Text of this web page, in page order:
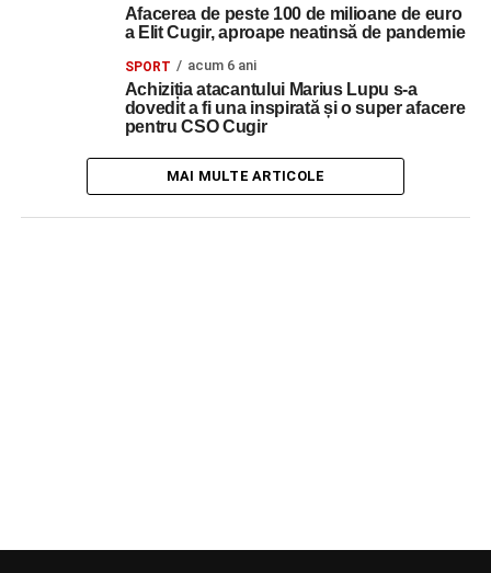
Afacerea de peste 100 de milioane de euro
a Elit Cugir, aproape neatinsă de pandemie
SPORT acum 6 ani
Achiziția atacantului Marius Lupu s-a
dovedit a fi una inspirată și o super afacere
pentru CSO Cugir
MAI MULTE ARTICOLE